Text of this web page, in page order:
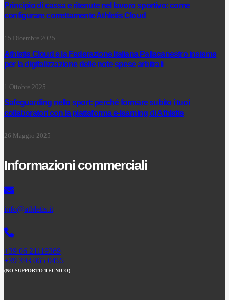
Principio di cassa e ritenute nel lavoro sportivo: come
configurare correttamente Athletis Cloud
15 Dicembre 2025
Athletis Cloud e la Federazione Italiana Pallacanestro insieme
per la digitalizzazione delle note spese arbitrali
1 Ottobre 2025
Safeguarding nello sport: perché formare subito i tuoi
collaboratori con la piattaforma e-learning di Athletis
26 Maggio 2025
Informazioni commerciali
info@athletis.it
+39 06 21119369
+39 393 065 0455
(NO SUPPORTO TECNICO)